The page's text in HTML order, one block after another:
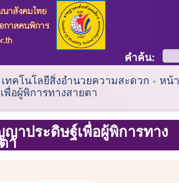
คำค้น:
เทคโนโลยีสิ่งอำนวยความสะดวก
หน้า
พื่อผู้พิการทางสายตา
าประดิษฐ์เพื่อผู้พิการทาง
า